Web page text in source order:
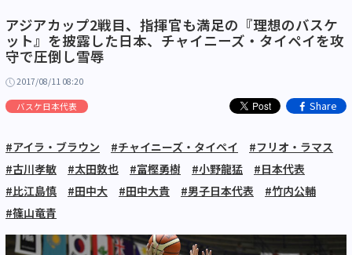
アジアカップ2戦目、指揮官も満足の『理想のバスケ
ット』を披露した日本、チャイニーズ・タイペイを攻
守で圧倒し雪辱
2017/08/11 08:20
バスケ日本代表 Share
#アイラ・ブラウン #チャイニーズ・タイペイ
#フリオ・ラマス
#古川孝敏
#太田敦也 #富樫勇樹 #小野龍猛
#日本代表
#比江島慎
#田中大 #田中大貴 #男子日本代表
#竹内公輔
#篠山竜青